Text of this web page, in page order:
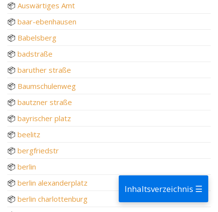
📦 Auswärtiges Amt
📦 baar-ebenhausen
📦 Babelsberg
📦 badstraße
📦 baruther straße
📦 Baumschulenweg
📦 bautzner straße
📦 bayrischer platz
📦 beelitz
📦 bergfriedstr
📦 berlin
📦 berlin alexanderplatz
📦 berlin charlottenburg
Inhaltsverzeichnis ☰